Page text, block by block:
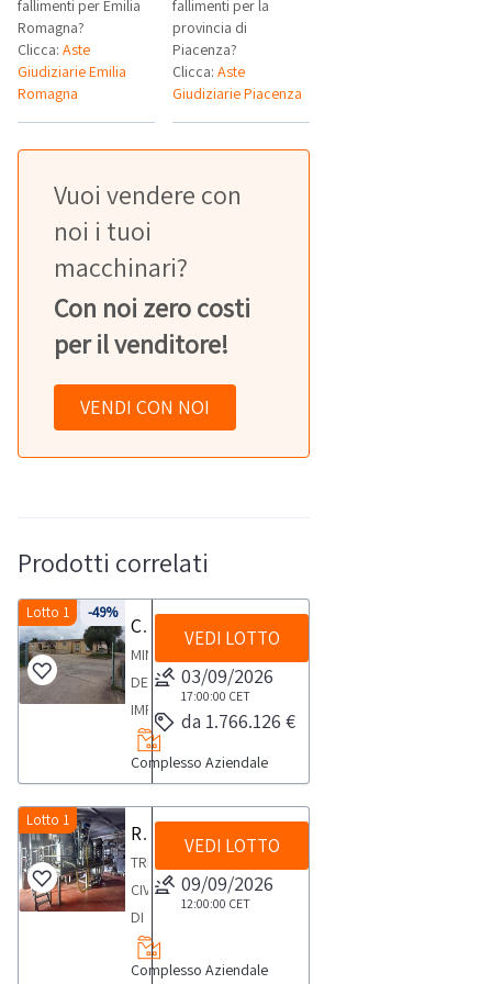
fallimenti per Emilia
Romagna?
Clicca: Aste
Giudiziarie Emilia
Romagna
fallimenti per la
provincia di
Piacenza?
Clicca:Aste
Giudiziarie Piacenza
Vuoi vendere con
noi i tuoi
macchinari?
Con noi zero costi
per il venditore!
VENDI CON NOI
Prodotti correlati
-49%
Lotto 1
Cessione del compendio aziendale dedito alle attività nel settore dei prodotti ortofrutticoli
MINISTERO
DELLE
IMPRESE
E
DEL
ITALY
LIQUIDAZIONE
COATTA
AMMINISTRATIVA
N.
Complesso Aziendale
VEDI LOTTO
03/09/2026
17:00:00 CET
da 1.766.126 €
Lotto 1
Raccolta di manifestazione di interesse per complesso aziendale agroalimentare
TRIBUNALE
CIVILE
DI
RAGUSASEZ.
VOLONTARIA
Complesso Aziendale
VEDI LOTTO
09/09/2026
12:00:00 CET